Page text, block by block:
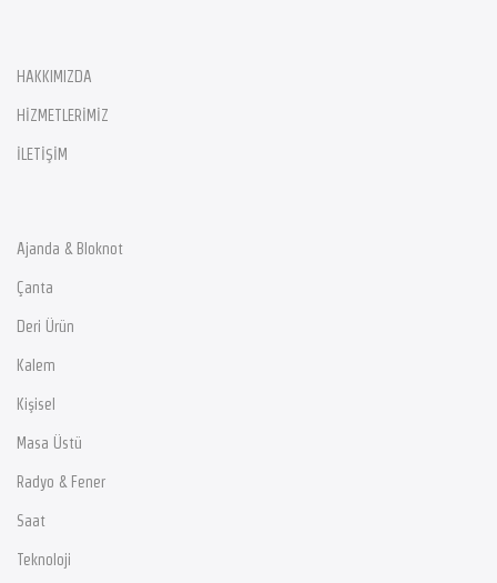
HAKKIMIZDA
HİZMETLERİMİZ
İLETİŞİM
Ajanda & Bloknot
Çanta
Deri Ürün
Kalem
Kişisel
Masa Üstü
Radyo & Fener
Saat
Teknoloji